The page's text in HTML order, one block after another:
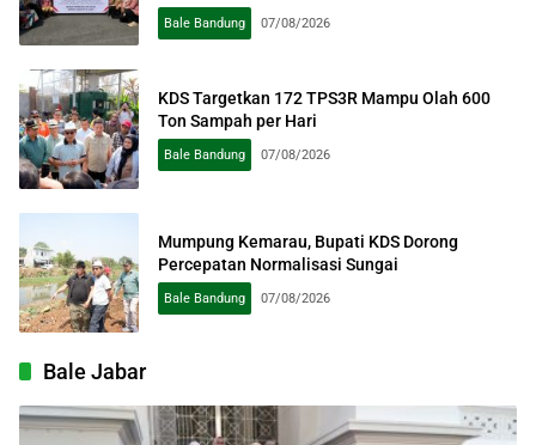
Pengabdian kepada Masyarakat
Bale Bandung 07/08/2026
KDS Targetkan 172 TPS3R Mampu Olah 600
Ton Sampah per Hari
Bale Bandung 07/08/2026
Mumpung Kemarau, Bupati KDS Dorong
Percepatan Normalisasi Sungai
Bale Bandung 07/08/2026
Bale Jabar